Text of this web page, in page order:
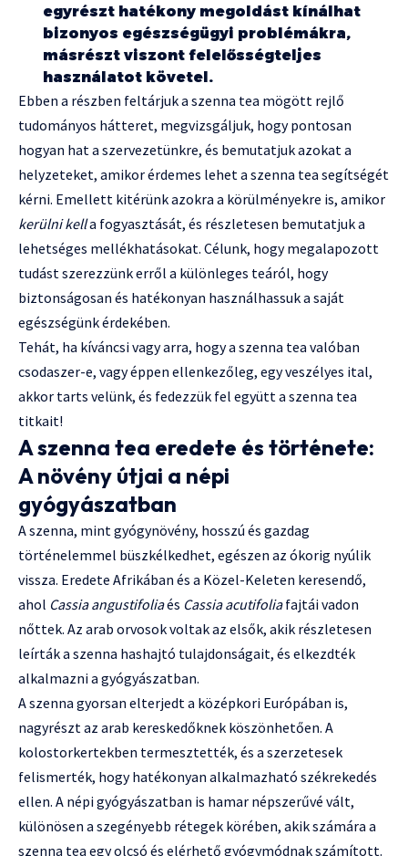
egyrészt hatékony megoldást kínálhat
bizonyos egészségügyi problémákra,
másrészt viszont felelősségteljes
használatot követel.
Ebben a részben feltárjuk a szenna tea mögött rejlő
tudományos hátteret, megvizsgáljuk, hogy pontosan
hogyan hat a szervezetünkre, és bemutatjuk azokat a
helyzeteket, amikor érdemes lehet a szenna tea segítségét
kérni. Emellett kitérünk azokra a körülményekre is, amikor
kerülni kella fogyasztását, és részletesen bemutatjuk a
lehetséges mellékhatásokat. Célunk, hogy megalapozott
tudást szerezzünk erről a különleges teáról, hogy
biztonságosan és hatékonyan használhassuk a saját
egészségünk érdekében.
Tehát, ha kíváncsi vagy arra, hogy a szenna tea valóban
csodaszer-e, vagy éppen ellenkezőleg, egy veszélyes ital,
akkor tarts velünk, és fedezzük fel együtt a szenna tea
titkait!
A szenna tea eredete és története:
A növény útjai a népi
gyógyászatban
A szenna, mint gyógynövény, hosszú és gazdag
történelemmel büszkélkedhet, egészen az ókorig nyúlik
vissza. Eredete Afrikában és a Közel-Keleten keresendő,
ahol Cassia angustifoliaés Cassia acutifoliafajtái vadon
nőttek. Az arab orvosok voltak az elsők, akik részletesen
leírták a szenna hashajtó tulajdonságait, és elkezdték
alkalmazni a gyógyászatban.
A szenna gyorsan elterjedt a középkori Európában is,
nagyrészt az arab kereskedőknek köszönhetően. A
kolostorkertekben termesztették, és a szerzetesek
felismerték, hogy hatékonyan alkalmazható székrekedés
ellen. A népi gyógyászatban is hamar népszerűvé vált,
különösen a szegényebb rétegek körében, akik számára a
szenna tea egy olcsó és elérhető gyógymódnak számított.